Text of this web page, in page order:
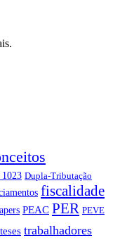
Dupla-Tributação
fiscalidade
PEAC PER PEVE
teses trabalhadores